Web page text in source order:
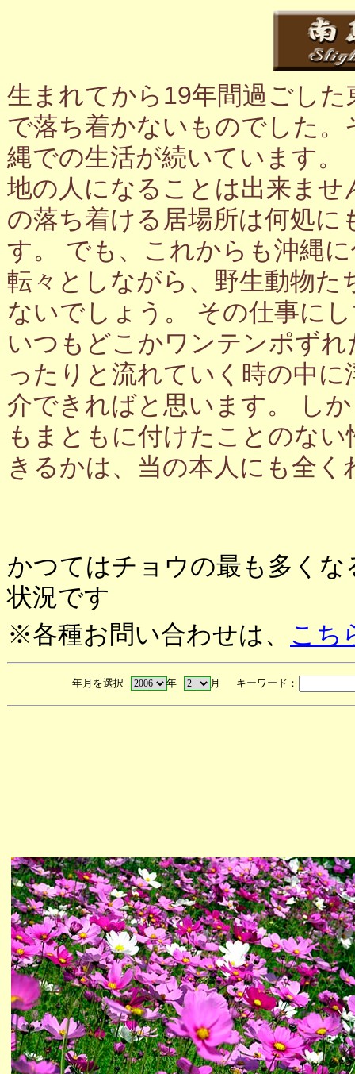
生まれてから19年間過ごし
で落ち着かないものでした
縄での生活が続いています
地の人になることは出来ま
の落ち着ける居場所は何処
す。 でも、これからも沖縄
転々としながら、野生動物
ないでしょう。 その仕事に
いつもどこかワンテンポず
ったりと流れていく時の中
介できればと思います。 し
もまともに付けたことのな
きるかは、当の本人にも全く
かつてはチョウの最も多く
状況です
※各種お問い合わせは、 こち
年月を選択 年 月 キーワード：